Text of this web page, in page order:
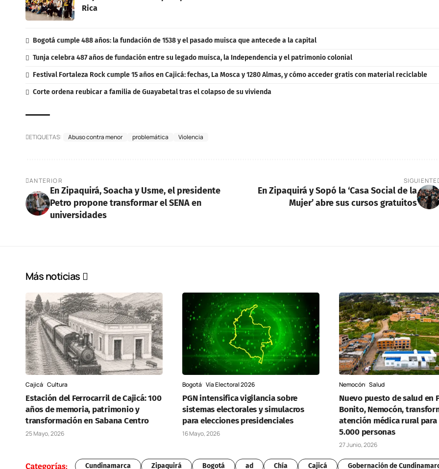
Rica
Bogotá cumple 488 años: la fundación de 1538 y el pasado muisca que antecede a la capital
Tunja celebra 487 años de fundación entre su legado muisca, la Independencia y el patrimonio colonial
Festival Fortaleza Rock cumple 15 años en Cajicá: fechas, La Mosca y 1280 Almas, y cómo acceder gratis con material reciclable
Corte ordena reubicar a familia de Guayabetal tras el colapso de su vivienda
ETIQUETAS: Abuso contra menor problemática Violencia
ANTERIOR
En Zipaquirá, Soacha y Usme, el presidente
Petro propone transformar el SENA en
universidades
SIGUIENTE
En Zipaquirá y Sopó la ‘Casa Social de la
Mujer’ abre sus cursos gratuitos
Más noticias
Cajicá Cultura
Estación del Ferrocarril de Cajicá: 100
años de memoria, patrimonio y
transformación en Sabana Centro
25 Mayo, 2026
Bogotá Vía Electoral 2026
PGN intensifica vigilancia sobre
sistemas electorales y simulacros
para elecciones presidenciales
16 Mayo, 2026
Nemocón Salud
Nuevo puesto de salud en
Bonito, Nemocón,
atención médica rural para
5.000 personas
27 Junio, 2026
Categorías: Cundinamarca Zipaquirá Bogotá ad Chía Cajicá Gobernación de